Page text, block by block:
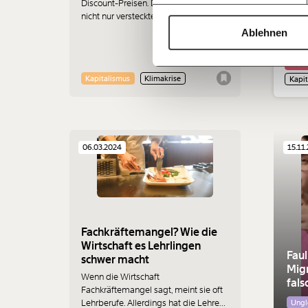
Ablehnen
Discount-Preisen. Die Nachteile sind
nicht nur versteckte Kosten und
Kapitalismus Klimakrise
06.03.2024
Fachkräftemangel? Wie die
Wirtschaft es Lehrlingen
schwer macht
Wenn die Wirtschaft
Fachkräftemangel sagt, meint sie oft
Lehrberufe. Allerdings hat die Lehre